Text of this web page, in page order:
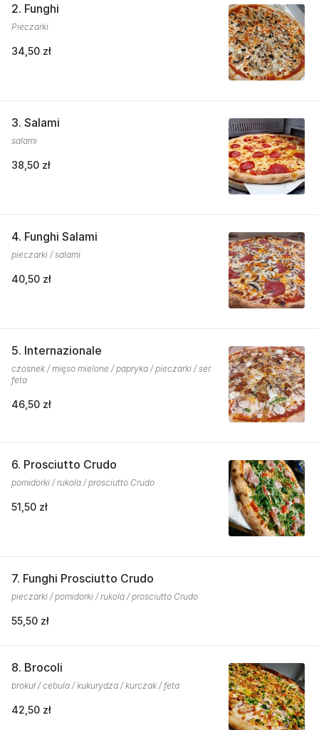
2. Funghi
Pieczarki
34,50 zł
3. Salami
salami
38,50 zł
4. Funghi Salami
pieczarki / salami
40,50 zł
5. Internazionale
czosnek / mięso mielone / papryka / pieczarki / ser
feta
46,50 zł
6. Prosciutto Crudo
pomidorki / rukola / prosciutto Crudo
51,50 zł
7. Funghi Prosciutto Crudo
pieczarki / pomidorki / rukola / prosciutto Crudo
55,50 zł
8. Brocoli
brokuł / cebula / kukurydza / kurczak / feta
42,50 zł